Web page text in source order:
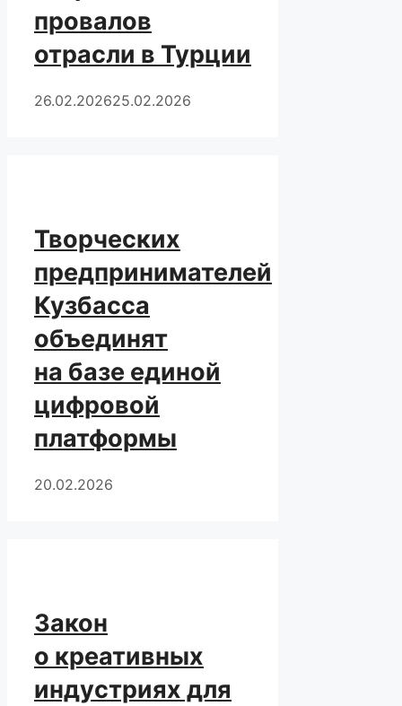
провалов
отрасли в Турции
26.02.202625.02.2026
Творческих
предпринимателей
Кузбасса
объединят
на базе единой
цифровой
платформы
20.02.2026
Закон
о креативных
индустриях для